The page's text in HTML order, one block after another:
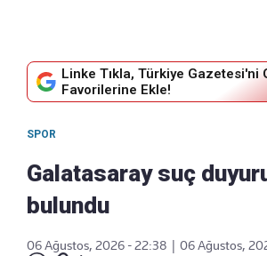
Linke Tıkla, Türkiye Gazetesi'ni
Favorilerine Ekle!
SPOR
Galatasaray suç
bulundu
06 Ağustos, 2026 - 22:38
06 Ağustos,